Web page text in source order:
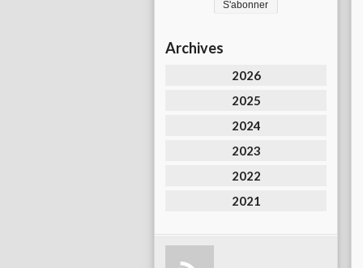
Archives
2026
2025
2024
2023
2022
2021